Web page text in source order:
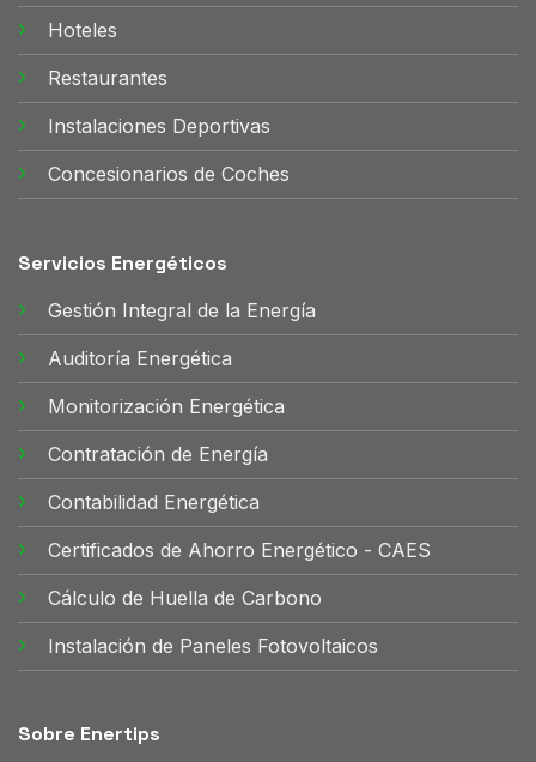
Hoteles
Restaurantes
Instalaciones Deportivas
Concesionarios de Coches
Servicios Energéticos
Gestión Integral de la Energía
Auditoría Energética
Monitorización Energética
Contratación de Energía
Contabilidad Energética
Certificados de Ahorro Energético - CAES
Cálculo de Huella de Carbono
Instalación de Paneles Fotovoltaicos
Sobre Enertips